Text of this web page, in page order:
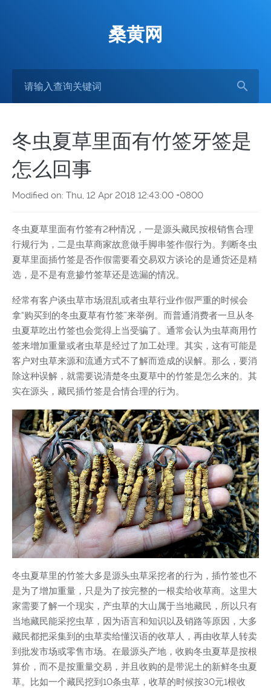
桑黄网
冬虫夏草里面有竹签牙签是
怎么回事
Modified on: Thu, 12 Apr 2018 12:43:00 +0800
冬虫夏草里面有竹签有2种情况，一是源头藏民按根销售合理
行规行为，二是虫草商家故意做手脚串签作假行为。判断冬虫
夏草里面插竹签是否作假需要看交易双方谈论的是通货还是精
选，是不是有意掺竹签草还是选漏的情况。
经常有客户谈虫草市场混乱或者虫草行业作假严重的时候会
拿“购买到的冬虫夏草有竹签”来举例。而普通消费者一旦从冬
虫夏草吃出竹签也会觉得上当受骗了。通常会认为虫草商用竹
签来增加重量或者虫草是经过了加工处理。其实，这有可能是
客户对虫草来源和流通方式不了解而造成的误解。那么，要消
除这种误解，就需要说清楚冬虫夏草中的竹签是怎么来的。其
实在源头，藏民插竹签是合情合理的行为。
冬虫夏草里的竹签大多是源头虫草采挖者的行为，插竹签也不
是为了增加重量，只是为了按完整的一根卖给收草商。这里大
家需要了解一个现实，产虫草的大山属于当地藏民，所以只有
当地藏民能采挖虫草，因为语言和知识以及销路等原因，大多
藏民都把采集到的虫草卖给懂汉语的收草人，再由收草人转卖
到批发市场或零售市场。在最源头产地，收购冬虫夏草是按根
算价，而不是按重量交易，并且收购的是带泥土的新鲜冬虫夏
草。比如一个藏民挖到10条虫草，收草的时候按30元1根收